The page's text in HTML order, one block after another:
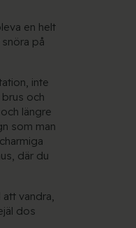
en helt
på
inte
och
längre
som man
där du
vandra,
dos